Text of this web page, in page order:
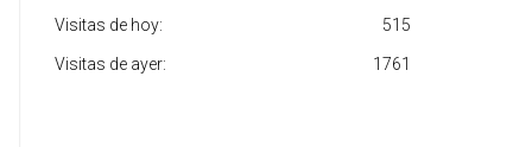
515
Visitas de hoy:
1761
Visitas de ayer: